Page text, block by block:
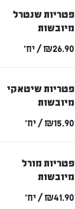
פטריות שנטרל
מיובשות
₪26.90/ יח'
פטריות שיטאקי
מיובשות
₪15.90/ יח'
פטריות מורל
מיובשות
₪41.90/ יח'